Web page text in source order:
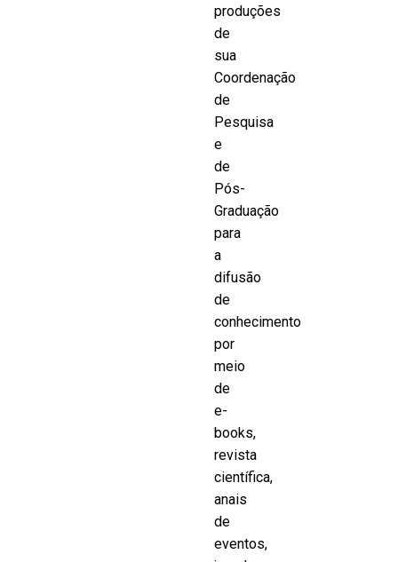
produções
de
sua
Coordenação
de
Pesquisa
e
de
Pós-
Graduação
para
a
difusão
de
conhecimento
por
meio
de
e-
books,
revista
científica,
anais
de
eventos,